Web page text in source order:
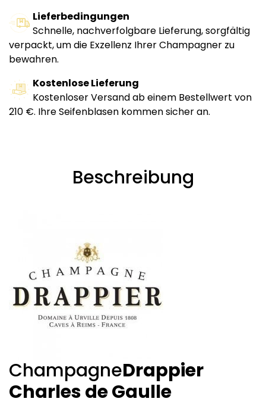
Lieferbedingungen
Schnelle, nachverfolgbare Lieferung, sorgfältig
verpackt, um die Exzellenz Ihrer Champagner zu
bewahren.
Kostenlose Lieferung
Kostenloser Versand ab einem Bestellwert von
210 €. Ihre Seifenblasen kommen sicher an.
Beschreibung
ChampagneDrappier
Charles de Gaulle